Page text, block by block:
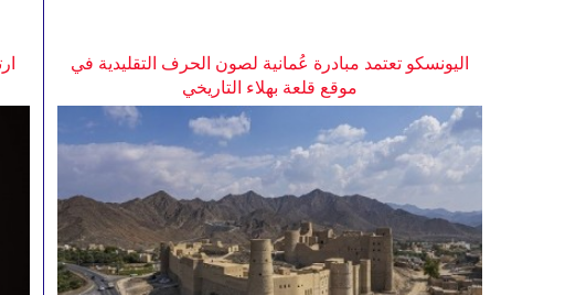
اليونسكو تعتمد مبادرة عُمانية لصون الحرف التقليدية في
موقع قلعة بهلاء التاريخي